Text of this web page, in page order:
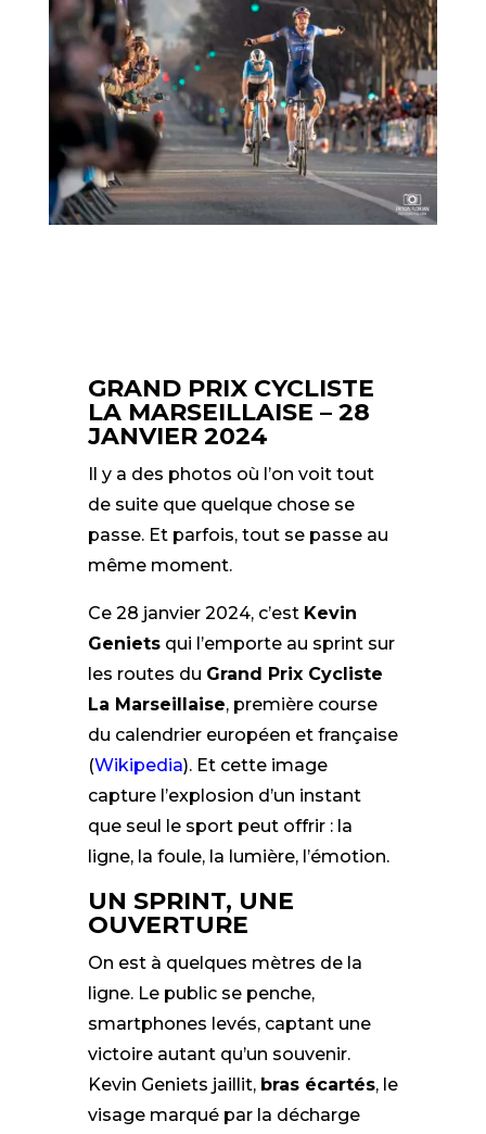
GRAND PRIX CYCLISTE
LA MARSEILLAISE – 28
JANVIER 2024
Il y a des photos où l’on voit tout
de suite que quelque chose se
passe. Et parfois, tout se passe au
même moment.
Ce 28 janvier 2024, c’est Kevin
Genietsqui l’emporte au sprint sur
les routes du Grand Prix Cycliste
La Marseillaise, première course
du calendrier européen et française
(Wikipedia). Et cette image
capture l’explosion d’un instant
que seul le sport peut offrir : la
ligne, la foule, la lumière, l’émotion.
UN SPRINT, UNE
OUVERTURE
On est à quelques mètres de la
ligne. Le public se penche,
smartphones levés, captant une
victoire autant qu’un souvenir.
Kevin Geniets jaillit, bras écartés, le
visage marqué par la décharge